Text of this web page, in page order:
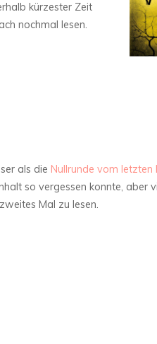
kürzester Zeit
nochmal lesen.
als die Nullrunde vom letzten
so vergessen konnte, aber
Mal zu lesen.